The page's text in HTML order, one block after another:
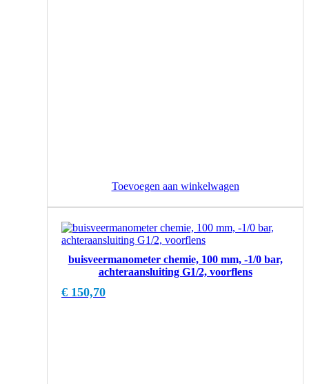
Toevoegen aan winkelwagen
buisveermanometer chemie, 100 mm, -1/0 bar,
achteraansluiting G1/2, voorflens
€ 150,70